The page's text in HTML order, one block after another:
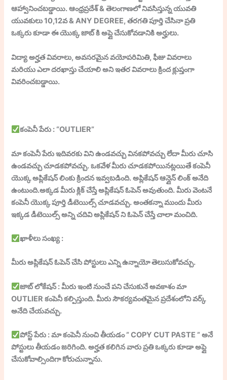
ఆహ్వానించబడ్డాయి. ఆంధ్రప్రదేశ్ & తెలంగాణలో నివసిస్తున్న యువతి
యువకులు 10,12వ & ANY DEGREE, తరగతి పూర్తి చేసినా ప్రతి
ఒక్కరు కూడా ఈ యొక్క జాబ్ కి అప్లై చేసుకోవడానికి అర్హులు.
విద్యా అర్హత వివరాలు, అవసరమైన వయోపరిమితి, ఫీజు వివరాలు
మరియు ఎలా దరఖాస్తు చేయాలి అని ఇతర వివరాలు క్రింద క్లుప్తంగా
వివరించబడ్డాయి.
కంపెనీ పేరు : “OUTLIER”
మా కంపెనీ పేరు ఇదివరకు విని ఉండవచ్చు వినకపోవచ్చు లేదా మీరు చూసి
ఉండవచ్చు చూడకపోవచ్చు. ఒకవేళ మీరు చూడకపోయినట్లయితే కంపెనీ
యొక్క అప్లికేషన్ లింకు క్రిందన ఇవ్వబడింది. అప్లికేషన్ ఆన్లైన్ లింక్ అనేది
ఉంటుంది.అక్కడ మీరు క్లిక్ చేస్తే అప్లికేషన్ ఓపెన్ అవుతుంది. మీరు వెంటనే
కంపెనీ యొక్క పూర్తి డీటెయిల్స్ చూడవచ్చు. అంతకన్నా ముందు మీరు
ఇక్కడ డీటెయిల్స్ అన్ని చదివి అప్లికేషన్ ని ఓపెన్ చేస్తే చాలా మంచిది.
ఖాళీలు సంఖ్య :
మీరు అప్లికేషన్ ఓపెన్ చేసి పోస్టులు ఎన్ని ఉన్నాయో తెలుసుకోవచ్చు.
జాబ్ లోకేషన్ : మీరు ఇంటి నుంచే పని చేసుకునే అవకాశం మా
OUTLIER కంపెనీ కల్పిస్తుంది. మీరు సౌకర్యవంతమైన ప్రదేశంలోని వర్క్
అనేది చేయవచ్చు.
పోస్ట్ పేరు : మా కంపెనీ నుంచి తీయడం ” COPY CUT PASTE ” అనే
పోస్టులు తీయడం జరిగింది. అర్హత కలిగిన వారు ప్రతి ఒక్కరు కూడా అప్లై
చేసుకోవాల్సిందిగా కోరుచున్నాను.